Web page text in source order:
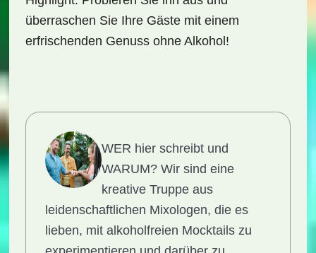
überraschen Sie Ihre Gäste mit einem
erfrischenden Genuss ohne Alkohol!
WER hier schreibt und
WARUM?Wir sind eine
kreative Truppe aus
leidenschaftlichen Mixologen, die es
lieben, mit alkoholfreien Mocktails zu